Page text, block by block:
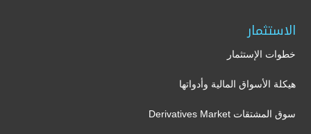
الاستثمار
خطوات الإستثمار
هيكلة الأسواق المالية وأدواتها
سوق المشتقات Derivatives Market